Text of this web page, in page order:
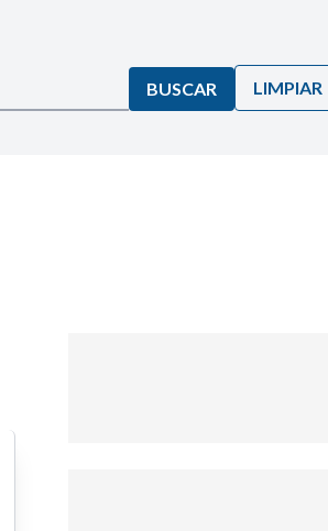
BUSCAR LIMPIAR